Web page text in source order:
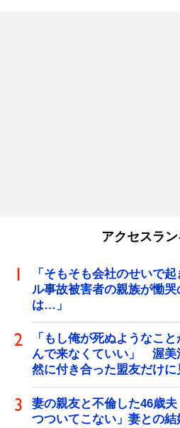
アクセスラ
「そもそも会社のせいで
ル事故被害者の親族が慟
は…」
「もし俺が死ぬようなこ
んで来なくていい」 渥
然に付き合った盟友だけ
妻の親友と不倫した46歳
つついてこない」妻との